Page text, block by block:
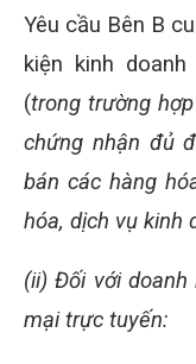
Yêu cầu Bên B
kiện kinh
(trong trường
chứng nhận đủ
bán các hàng
hóa, dịch vụ kinh
(ii) Đối với doanh
mại trực tuyến: